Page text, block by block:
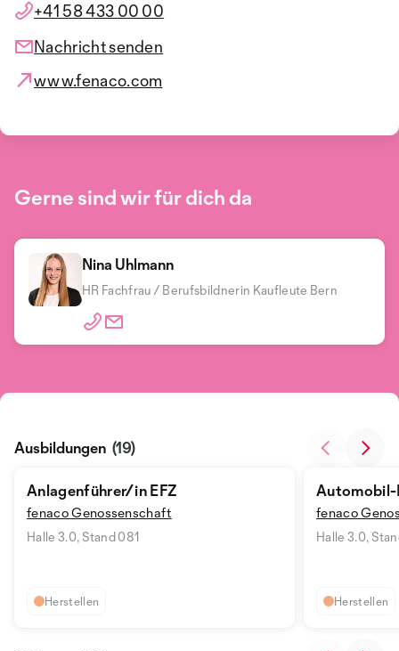
+41 58 433 00 00
Nachricht senden
www.fenaco.com
Gerne sind wir für dich da
Nina Uhlmann
HR Fachfrau / Berufsbildnerin Kaufleute Bern
Anlagenführer/in EFZ
fenaco Genossenschaft
Halle 3.0, Stand 081
Herstellen
Automobil-
fenaco
Halle 3.0,
Herstellen
Ausbildungen (19)